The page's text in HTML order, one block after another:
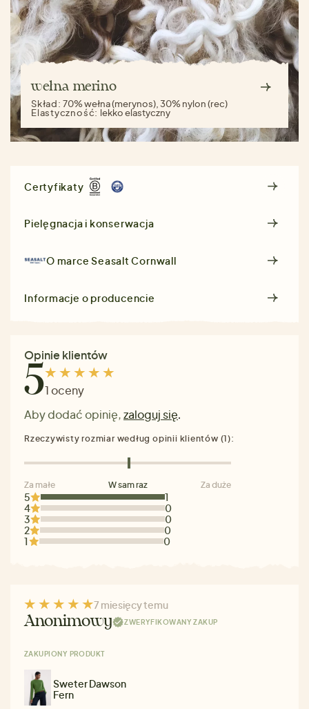
wełna merino
Skład:70% wełna (merynos), 30% nylon (rec)
Elastyczność: lekko elastyczny
Certyfikaty
Pielęgnacja i konserwacja
O marceSeasalt Cornwall
Informacje o producencie
Opinie klientów
51 oceny
Aby dodać opinię,zaloguj się.
5
1
4
0
3
0
2
0
1
0
Rzeczywisty rozmiar według opinii klientów (1):
Za małe W sam raz Za duże
7 miesięcy temu
Anonimowy ZWERYFIKOWANY ZAKUP
ZAKUPIONY PRODUKT
Sweter Dawson
Fern